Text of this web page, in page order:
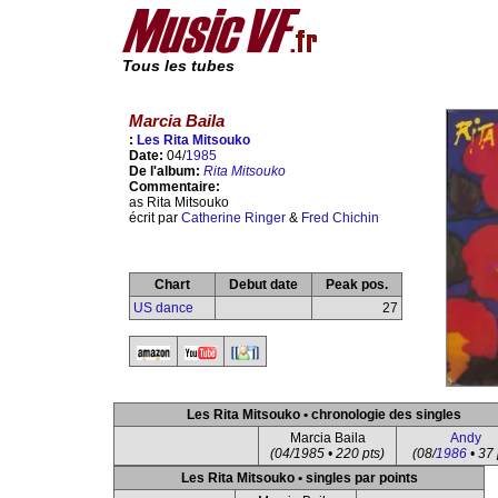
Tous les tubes
Marcia Baila
: Les Rita Mitsouko
Date: 04/1985
De l'album: Rita Mitsouko
Commentaire:
as Rita Mitsouko
écrit par Catherine Ringer & Fred Chichin
Chart Debut date
Peak pos.
US dance
27
Les Rita Mitsouko • chronologie des singles
Marcia Baila
(04/1985 • 220 pts)
Andy
(08/1986• 37
Les Rita Mitsouko • singles par points